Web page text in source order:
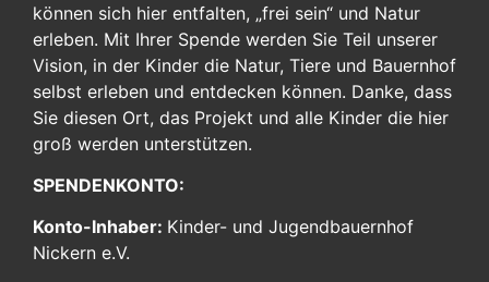
können sich hier entfalten, „frei sein“ und Natur
erleben. Mit Ihrer Spende werden Sie Teil unserer
Vision, in der Kinder die Natur, Tiere und Bauernhof
selbst erleben und entdecken können. Danke, dass
Sie diesen Ort, das Projekt und alle Kinder die hier
groß werden unterstützen.
SPENDENKONTO:
Konto-Inhaber: Kinder- und Jugendbauernhof
Nickern e.V.